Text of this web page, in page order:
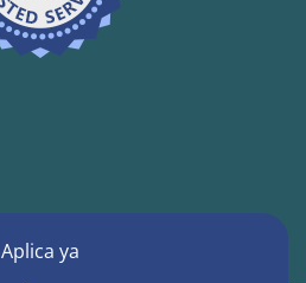
Aplica ya